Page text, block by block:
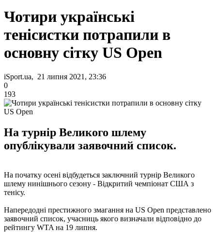
Чотири українські
тенісистки потрапили в
основну сітку US Open
iSport.ua, 21 липня 2021, 23:36
0
193
На турнір Великого шлему
опублікували заявочний список.
На початку осені відбудеться заключний турнір Великого
шлему нинішнього сезону - Відкритий чемпіонат США з
тенісу.
Напередодні престижного змагання на US Open представлено
заявочний список, учасниць якого визначали відповідно до
рейтингу WTA на 19 липня.